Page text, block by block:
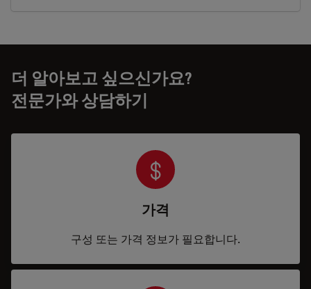
더 알아보고 싶으신가요?
전문가와 상담하기
가격
구성 또는 가격 정보가 필요합니다.